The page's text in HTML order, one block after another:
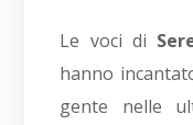
Le voci di
hanno
gente nelle